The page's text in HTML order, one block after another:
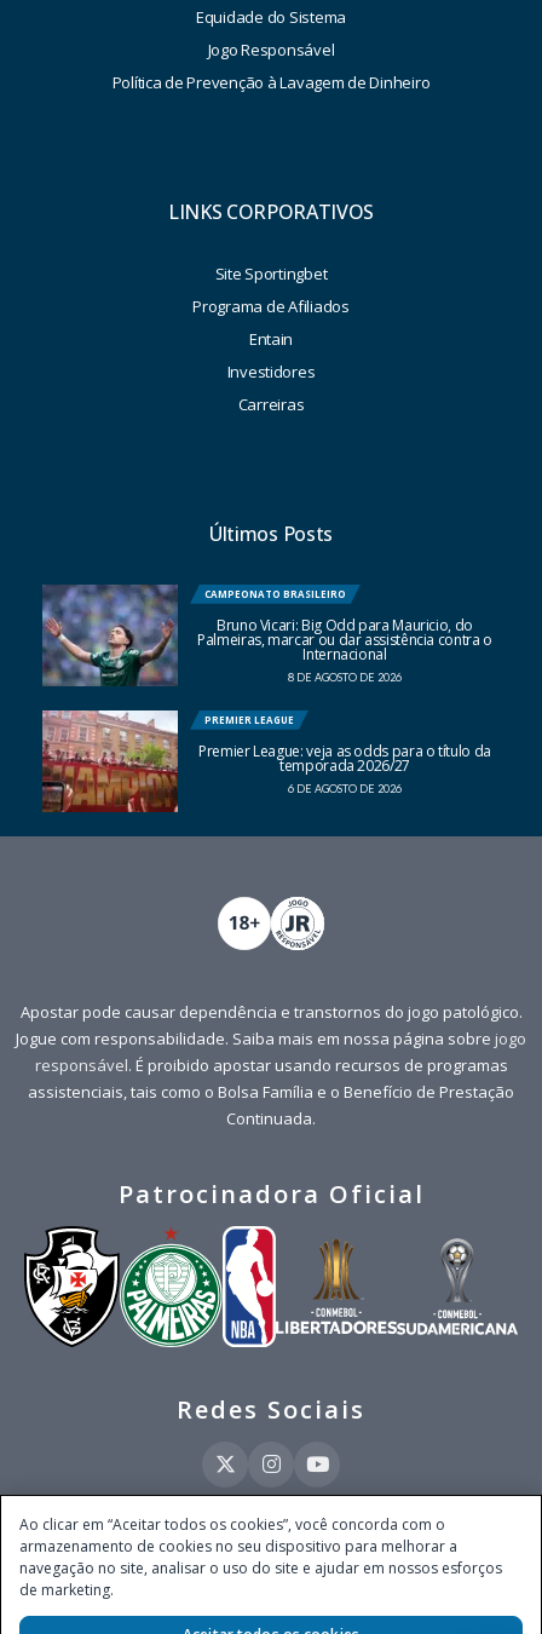
Equidade do Sistema
Jogo Responsável
Política de Prevenção à Lavagem de Dinheiro
LINKS CORPORATIVOS
Site Sportingbet
Programa de Afiliados
Entain
Investidores
Carreiras
Últimos Posts
CAMPEONATO BRASILEIRO
Bruno Vicari: Big Odd para Mauricio, do
Palmeiras, marcar ou dar assistência contra o
Internacional
8 DE AGOSTO DE 2026
PREMIER LEAGUE
Premier League: veja as odds para o título da
temporada 2026/27
6 DE AGOSTO DE 2026
Apostar pode causar dependência e transtornos do jogo patológico.
Jogue com responsabilidade. Saiba mais em nossa página sobre jogo
responsável. É proibido apostar usando recursos de programas
assistenciais, tais como o Bolsa Família e o Benefício de Prestação
Continuada.
Patrocinadora Oficial
Redes Sociais
Este site é operado pela Ventmear Brasil LTDA (CNPJ 52.868.380/0001-84), com
endereço na Avenida Brigadeiro Faria Lima, nº 4.055, 3º andar, Itaim Bibi, no
Município de São Paulo, Estado de São Paulo, CEP 04538-133, Brasil - empresa
Ao clicar em “Aceitar todos os cookies”, você concorda com o
armazenamento de cookies no seu dispositivo para melhorar a
navegação no site, analisar o uso do site e ajudar em nossos esforços
de marketing.